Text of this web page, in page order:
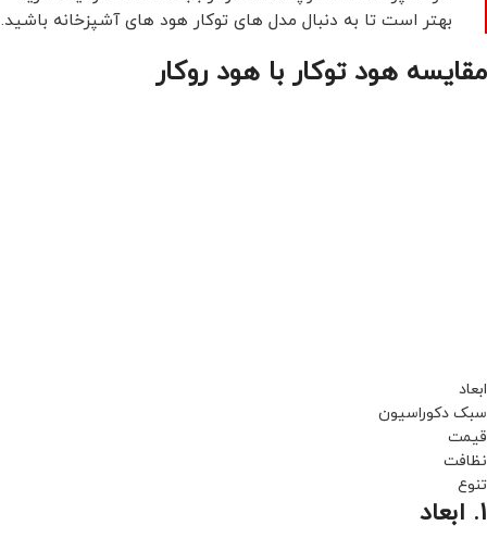
بهتر است تا به دنبال مدل های توکار هود های آشپزخانه باشید.
مقایسه هود توکار با هود روکار
ابعاد
سبک دکوراسیون
قیمت
نظافت
تنوع
1. ابعاد